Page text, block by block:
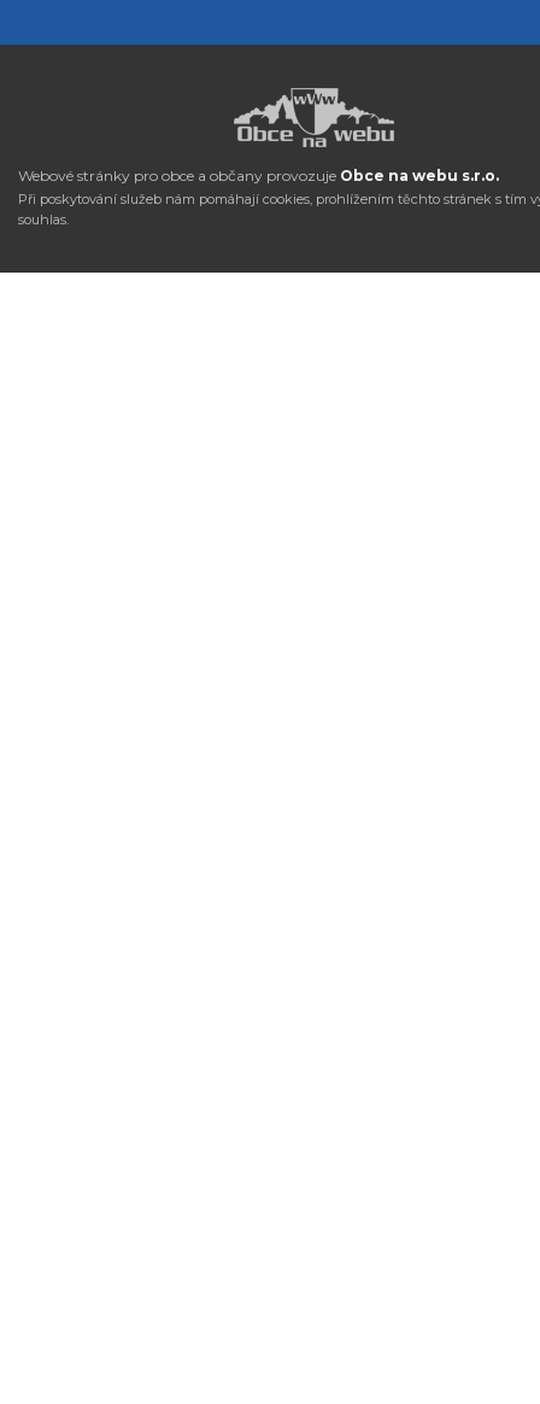
Webové stránky pro obce a občany provozuje Obce na webu s.r.o.
Při poskytování služeb nám pomáhají cookies, prohlížením těchto stránek s tím
souhlas.